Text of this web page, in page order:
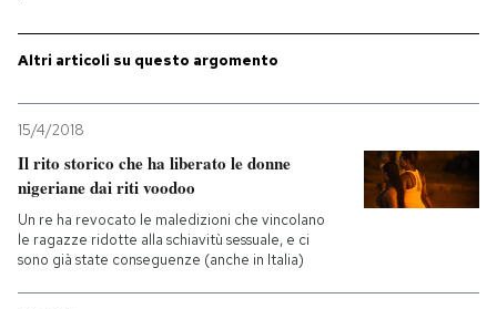
Altri articoli su questo argomento
15/4/2018
Il rito storico che ha liberato le donne
nigeriane dai riti voodoo
Un re ha revocato le maledizioni che vincolano
le ragazze ridotte alla schiavitù sessuale, e ci
sono già state conseguenze (anche in Italia)